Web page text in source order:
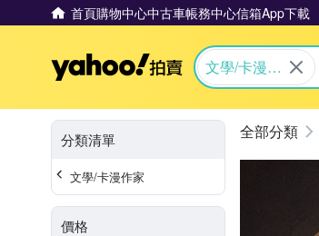
首頁購物中心中古車帳務中心信箱App下載
Yahoo拍賣
文學/卡漫作
分類清單
文學/卡漫作家
價格